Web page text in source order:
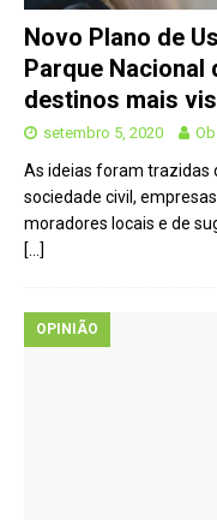
Novo Plano de
Parque Nacional
destinos mais
setembro 5, 2020
As ideias foram trazidas
sociedade civil,
moradores locais e de
[…]
OPINIÃO